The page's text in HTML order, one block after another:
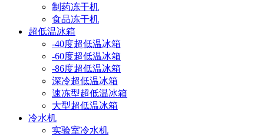
制药冻干机
食品冻干机
超低温冰箱
-40度超低温冰箱
-60度超低温冰箱
-86度超低温冰箱
深冷超低温冰箱
速冻型超低温冰箱
大型超低温冰箱
冷水机
实验室冷水机